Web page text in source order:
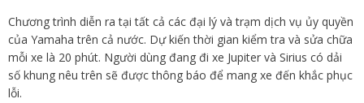
Chương trình diễn ra tại tất cả các đại lý và trạm dịch vụ ủy quyền
của Yamaha trên cả nước. Dự kiến thời gian kiểm tra và sửa chữa
mỗi xe là 20 phút. Người dùng đang đi xe Jupiter và Sirius có dải
số khung nêu trên sẽ được thông báo để mang xe đến khắc phục
lỗi.